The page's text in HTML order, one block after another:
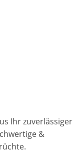
Ihr zuverlässiger
&